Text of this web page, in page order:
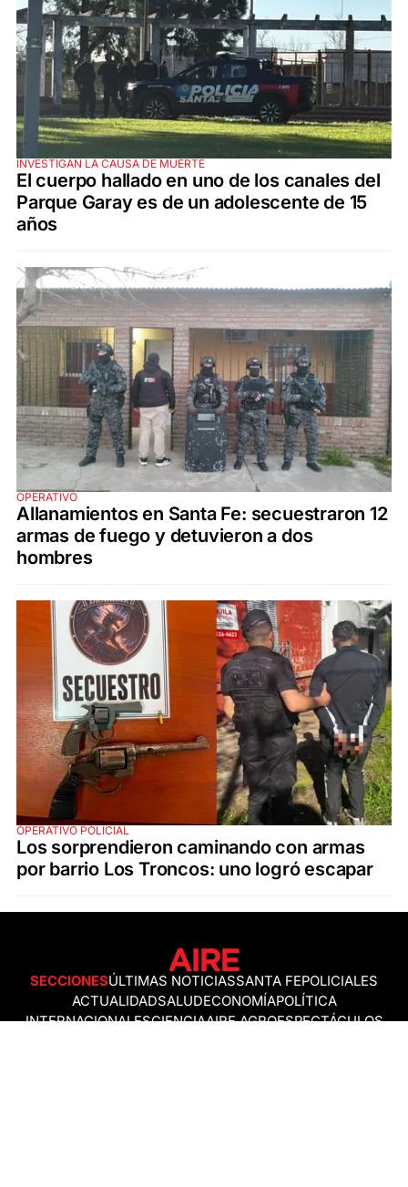
INVESTIGAN LA CAUSA DE MUERTE
El cuerpo hallado en uno de los canales del
Parque Garay es de un adolescente de 15
años
OPERATIVO
Allanamientos en Santa Fe: secuestraron 12
armas de fuego y detuvieron a dos
hombres
OPERATIVO POLICIAL
Los sorprendieron caminando con armas
por barrio Los Troncos: uno logró escapar
SECCIONESÚLTIMAS NOTICIASSANTA FEPOLICIALES
ACTUALIDADSALUDECONOMÍAPOLÍTICA
INTERNACIONALESCIENCIAAIRE AGROESPECTÁCULOS